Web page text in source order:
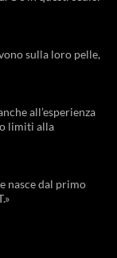
sulla loro pelle,
all’esperienza
limiti alla
nasce dal primo